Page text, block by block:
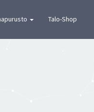
Talo-Shop
Suomen